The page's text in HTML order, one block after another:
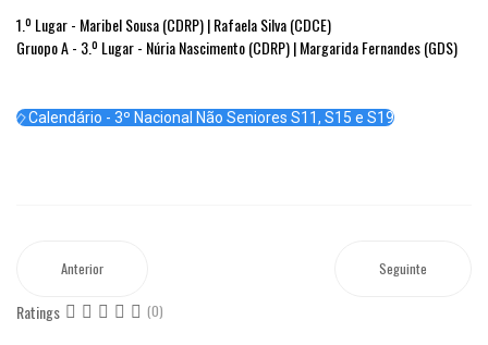
1.º Lugar - Maribel Sousa (CDRP) | Rafaela Silva (CDCE)
Gruopo A - 3.º Lugar - Núria Nascimento (CDRP) | Margarida Fernandes (GDS)
Calendário - 3º Nacional Não Seniores S11, S15 e S19
Anterior Seguinte
Ratings (0)